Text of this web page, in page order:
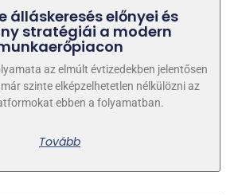
álláskeresés előnyei és
stratégiái a modern
az elmúlt évtizedekben jelentősen
szinte elképzelhetetlen nélkülözni az
ebben a folyamatban.
Tovább